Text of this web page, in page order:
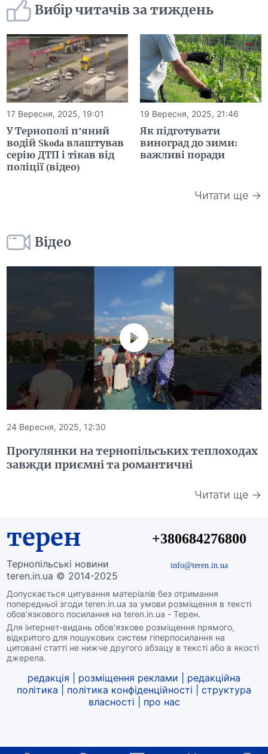
Вибір читачів за тиждень
17 Вересня, 2025, 19:01
У Тернополі п’яний
водій Skoda влаштував
серію ДТП і тікав від
поліції (відео)
19 Вересня, 2025, 21:46
Як підготувати
виноград до зими:
важливі поради
Читати ще →
Відео
24 Вересня, 2025, 12:30
Прогулянки на тернопільських теплоходах
завжди приємні та романтичні
Читати ще →
терен
Тернопільські новини
teren.in.ua © 2014-2025
Допускається цитування матеріалів без отримання
попередньої згоди teren.in.ua за умови розміщення в тексті
обов'язкового посилання на teren.in.ua - Терен.
Для інтернет-видань обов'язкове розміщення прямого,
відкритого для пошукових систем гіперпосилання на
цитовані статті не нижче другого абзацу в тексті або в якості
джерела.
+380684276800
info@teren.in.ua
редакція розміщення реклами
редакційна
політика
політика конфіденційності
структура
власності
про нас